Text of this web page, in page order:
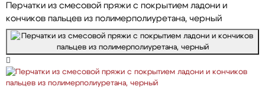
Перчатки из смесовой пряжи с покрытием ладони и
кончиков пальцев из полимерполиуретана, черный